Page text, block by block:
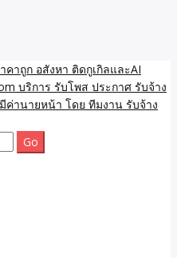
างโพสขาย
สังหา ติดกู
ขายอสังหา โฆษณา ไม่มีค่านาย
การ รับจ้างโพสอสังหา ราคาถูก
ฆษณา ลงประกาศฟรี